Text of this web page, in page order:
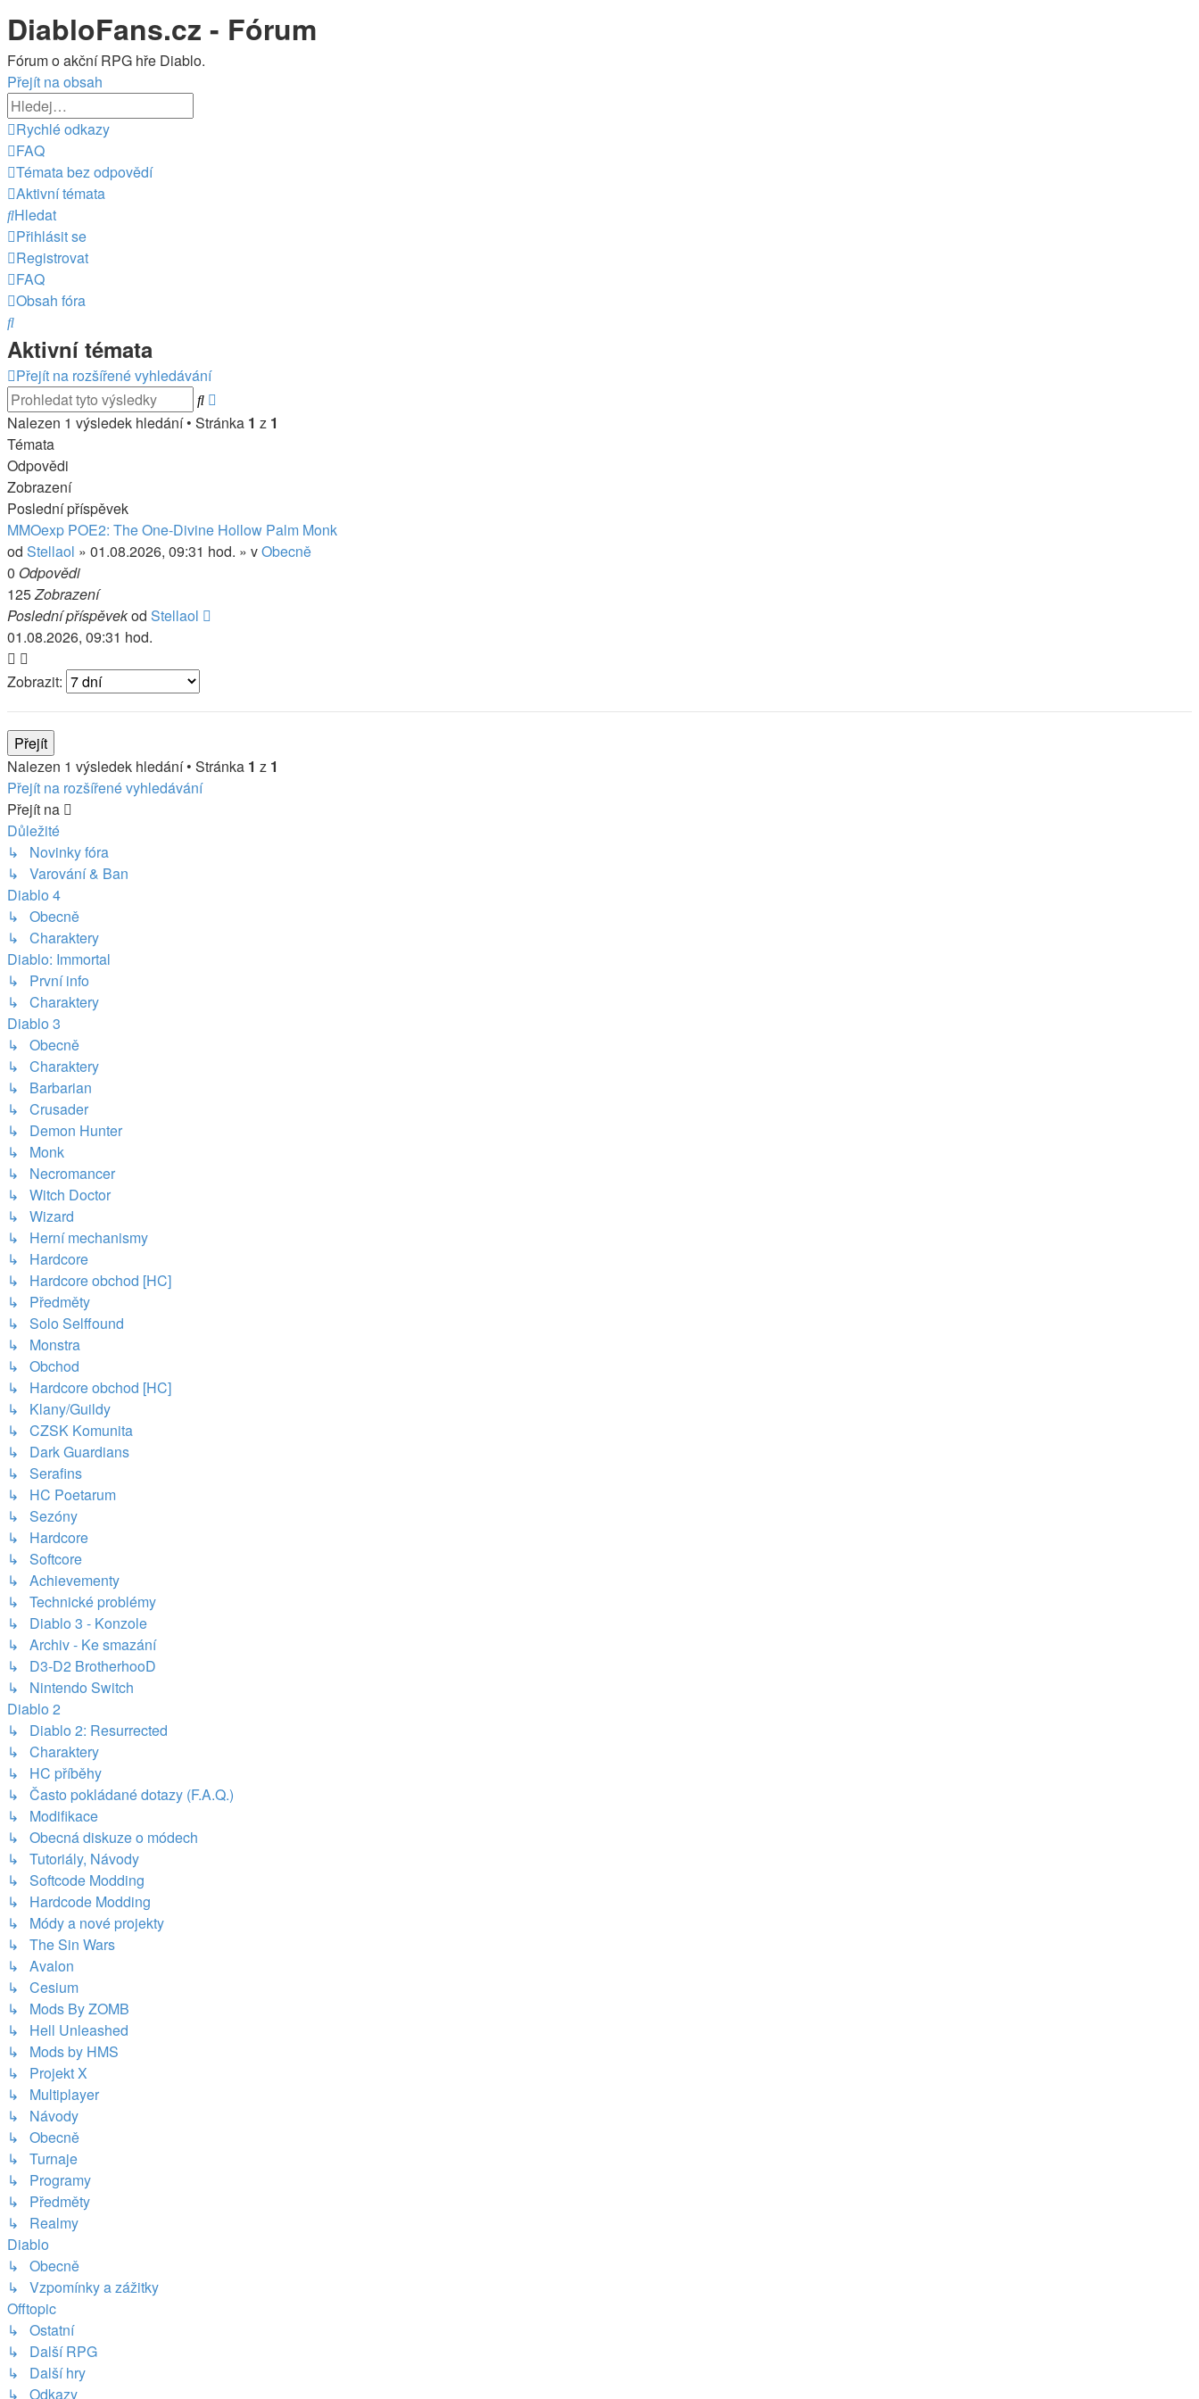
DiabloFans.cz - Fórum
Fórum o akční RPG hře Diablo.
Přejít na obsah
Rychlé odkazy
FAQ
Témata bez odpovědí
Aktivní témata
Hledat
Přihlásit se
Registrovat
FAQ
Obsah fóra
Hledat
Aktivní témata
Přejít na rozšířené vyhledávání
Hledat
hledání
Nalezen 1 výsledek hledání • Stránka 1 z 1
Témata
Odpovědi
Zobrazení
Poslední příspěvek
MMOexp POE2: The One-Divine Hollow Palm Monk
od Stellaol » 01.08.2026, 09:31 hod. » vObecně
0 Odpovědi
125Zobrazení
Poslední příspěvekod Stellaol
01.08.2026, 09:31 hod.
Zobrazit:
Nalezen 1 výsledek hledání • Stránka 1 z 1
Přejít na rozšířené vyhledávání
Přejít na
Důležité
↳ Novinky fóra
↳ Varování & Ban
Diablo 4
↳ Obecně
↳ Charaktery
Diablo: Immortal
↳ První info
↳ Charaktery
Diablo 3
↳ Obecně
↳ Charaktery
↳ Barbarian
↳ Crusader
↳ Demon Hunter
↳ Monk
↳ Necromancer
↳ Witch Doctor
↳ Wizard
↳ Herní mechanismy
↳ Hardcore
↳ Hardcore obchod [HC]
↳ Předměty
↳ Solo Selffound
↳ Monstra
↳ Obchod
↳ Hardcore obchod [HC]
↳ Klany/Guildy
↳ CZSK Komunita
↳ Dark Guardians
↳ Serafins
↳ HC Poetarum
↳ Sezóny
↳ Hardcore
↳ Softcore
↳ Achievementy
↳ Technické problémy
↳ Diablo 3 - Konzole
↳ Archiv - Ke smazání
↳ D3-D2 BrotherhooD
↳ Nintendo Switch
Diablo 2
↳ Diablo 2: Resurrected
↳ Charaktery
↳ HC příběhy
↳ Často pokládané dotazy (F.A.Q.)
↳ Modifikace
↳ Obecná diskuze o módech
↳ Tutoriály, Návody
↳ Softcode Modding
↳ Hardcode Modding
↳ Módy a nové projekty
↳ The Sin Wars
↳ Avalon
↳ Cesium
↳ Mods By ZOMB
↳ Hell Unleashed
↳ Mods by HMS
↳ Projekt X
↳ Multiplayer
↳ Návody
↳ Obecně
↳ Turnaje
↳ Programy
↳ Předměty
↳ Realmy
Diablo
↳ Obecně
↳ Vzpomínky a zážitky
Offtopic
↳ Ostatní
↳ Další RPG
↳ Další hry
↳ Odkazy